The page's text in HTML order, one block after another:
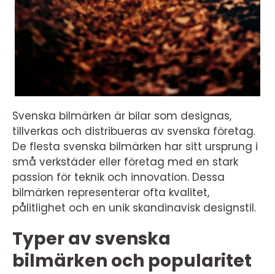
Svenska bilmärken är bilar som designas,
tillverkas och distribueras av svenska företag.
De flesta svenska bilmärken har sitt ursprung i
små verkstäder eller företag med en stark
passion för teknik och innovation. Dessa
bilmärken representerar ofta kvalitet,
pålitlighet och en unik skandinavisk designstil.
Typer av svenska
bilmärken och popularitet